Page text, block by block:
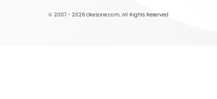
© 2007 - 2026 Okezone.com, All Rights Reserved